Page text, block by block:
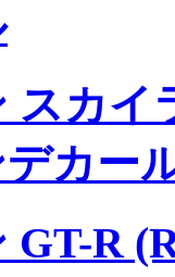
スカイ
カー
GT-R